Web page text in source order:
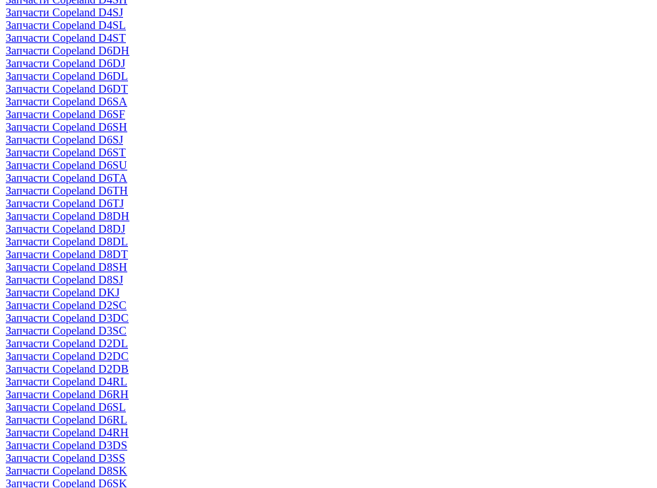
Запчасти Copeland D4SJ
Запчасти Copeland D4SL
Запчасти Copeland D4ST
Запчасти Copeland D6DH
Запчасти Copeland D6DJ
Запчасти Copeland D6DL
Запчасти Copeland D6DT
Запчасти Copeland D6SA
Запчасти Copeland D6SF
Запчасти Copeland D6SH
Запчасти Copeland D6SJ
Запчасти Copeland D6ST
Запчасти Copeland D6SU
Запчасти Copeland D6TA
Запчасти Copeland D6TH
Запчасти Copeland D6TJ
Запчасти Copeland D8DH
Запчасти Copeland D8DJ
Запчасти Copeland D8DL
Запчасти Copeland D8DT
Запчасти Copeland D8SH
Запчасти Copeland D8SJ
Запчасти Copeland DKJ
Запчасти Copeland D2SC
Запчасти Copeland D3DC
Запчасти Copeland D3SC
Запчасти Copeland D2DL
Запчасти Copeland D2DC
Запчасти Copeland D2DB
Запчасти Copeland D4RL
Запчасти Copeland D6RH
Запчасти Copeland D6SL
Запчасти Copeland D6RL
Запчасти Copeland D4RH
Запчасти Copeland D3DS
Запчасти Copeland D3SS
Запчасти Copeland D8SK
Запчасти Copeland D6SK